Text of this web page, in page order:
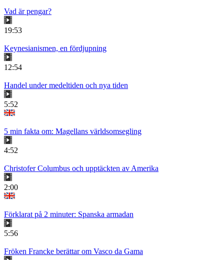
Vad är pengar?
19:53
Keynesianismen, en fördjupning
12:54
Handel under medeltiden och nya tiden
5:52
5 min fakta om: Magellans världsomsegling
4:52
Christofer Columbus och upptäckten av Amerika
2:00
Förklarat på 2 minuter: Spanska armadan
5:56
Fröken Francke berättar om Vasco da Gama